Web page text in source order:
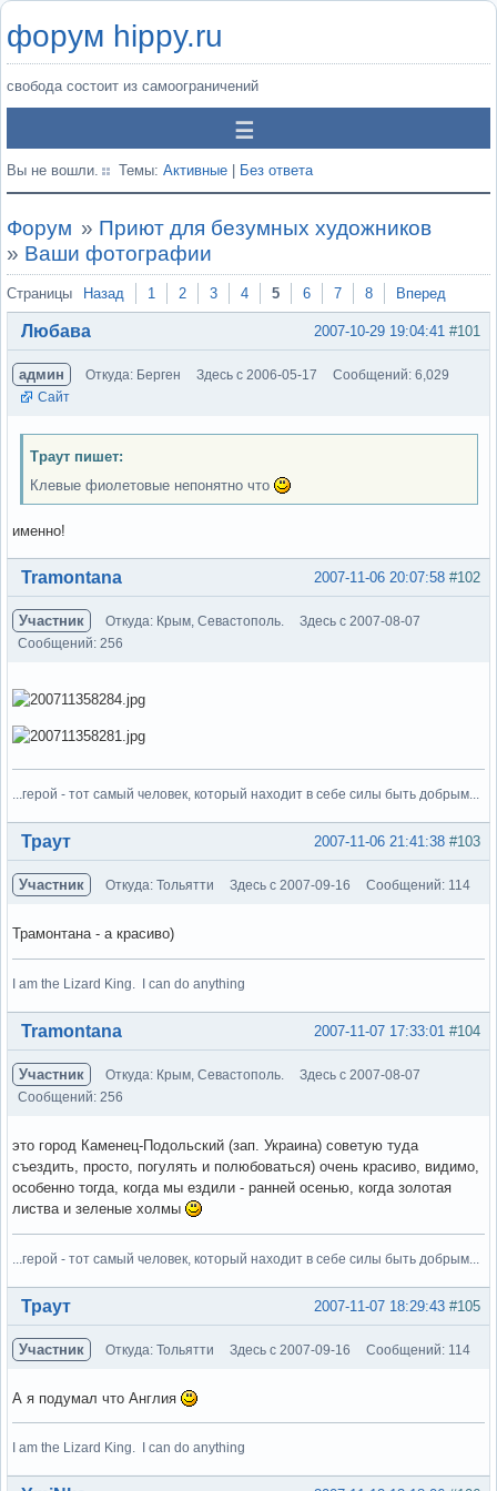
форум hippy.ru
свобода состоит из самоограничений
Вы не вошли. Темы: Активные Без ответа
Форум » Приют для безумных художников
» Ваши фотографии
Страницы Назад 1 2 3 4 5 6 7 8 Вперед
#101
2007-10-29 19:04:41
Любава
админ Откуда: Берген Здесь с 2006-05-17
Сообщений: 6,029
Сайт
Траут пишет:
Клевые фиолетовые непонятно что
именно!
Вне форума #102
2007-11-06 20:07:58
Tramontana
Участник Откуда: Крым, Севастополь.
Здесь с 2007-08-07
Сообщений: 256
...герой - тот самый человек, который находит в себе силы быть добрым...
Вне форума #103
2007-11-06 21:41:38
Траут
Участник Откуда: Тольятти Здесь с 2007-09-16 Сообщений: 114
Трамонтана - а красиво)
I am the Lizard King. I can do anything
Вне форума #104
2007-11-07 17:33:01
Tramontana
Участник Откуда: Крым, Севастополь.
Здесь с 2007-08-07
Сообщений: 256
это город Каменец-Подольский (зап. Украина) советую туда
съездить, просто, погулять и полюбоваться) очень красиво, видимо,
особенно тогда, когда мы ездили - ранней осенью, когда золотая
листва и зеленые холмы
...герой - тот самый человек, который находит в себе силы быть добрым...
Вне форума #105
2007-11-07 18:29:43
Траут
Участник Откуда: Тольятти Здесь с 2007-09-16 Сообщений: 114
А я подумал что Англия
I am the Lizard King. I can do anything